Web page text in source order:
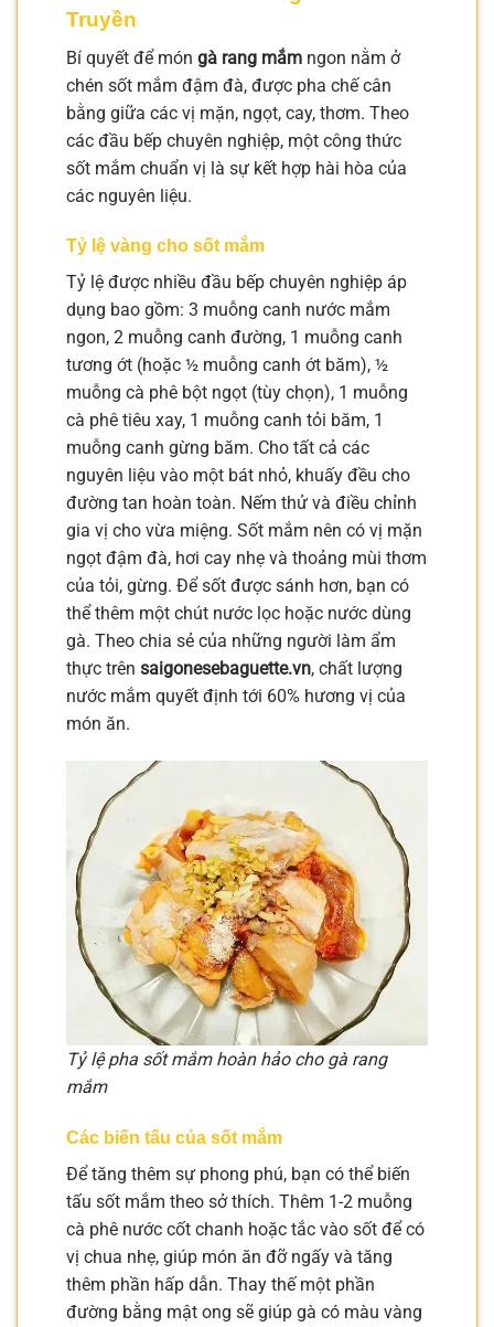
Truyền
Bí quyết để món gà rang mắm ngon nằm ở
chén sốt mắm đậm đà, được pha chế cân
bằng giữa các vị mặn, ngọt, cay, thơm. Theo
các đầu bếp chuyên nghiệp, một công thức
sốt mắm chuẩn vị là sự kết hợp hài hòa của
các nguyên liệu.
Tỷ lệ vàng cho sốt mắm
Tỷ lệ được nhiều đầu bếp chuyên nghiệp áp
dụng bao gồm: 3 muỗng canh nước mắm
ngon, 2 muỗng canh đường, 1 muỗng canh
tương ớt (hoặc ½ muỗng canh ớt băm), ½
muỗng cà phê bột ngọt (tùy chọn), 1 muỗng
cà phê tiêu xay, 1 muỗng canh tỏi băm, 1
muỗng canh gừng băm. Cho tất cả các
nguyên liệu vào một bát nhỏ, khuấy đều cho
đường tan hoàn toàn. Nếm thử và điều chỉnh
gia vị cho vừa miệng. Sốt mắm nên có vị mặn
ngọt đậm đà, hơi cay nhẹ và thoảng mùi thơm
của tỏi, gừng. Để sốt được sánh hơn, bạn có
thể thêm một chút nước lọc hoặc nước dùng
gà. Theo chia sẻ của những người làm ẩm
thực trên saigonesebaguette.vn, chất lượng
nước mắm quyết định tới 60% hương vị của
món ăn.
Tỷ lệ pha sốt mắm hoàn hảo cho gà rang
mắm
Các biến tấu của sốt mắm
Để tăng thêm sự phong phú, bạn có thể biến
tấu sốt mắm theo sở thích. Thêm 1-2 muỗng
cà phê nước cốt chanh hoặc tắc vào sốt để có
vị chua nhẹ, giúp món ăn đỡ ngấy và tăng
thêm phần hấp dẫn. Thay thế một phần
đường bằng mật ong sẽ giúp gà có màu vàng